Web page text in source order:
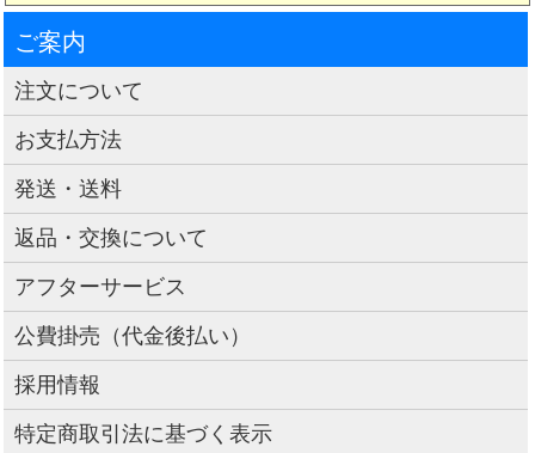
ご案内
注文について
お支払方法
発送・送料
返品・交換について
アフターサービス
公費掛売（代金後払い）
採用情報
特定商取引法に基づく表示